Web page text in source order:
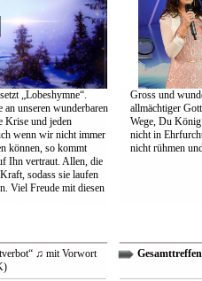
„Lobeshymne“.
unseren wunderbaren
Krise und jeden
wenn wir nicht immer
können, so kommt
Ihn vertraut. Allen, die
sodass sie laufen
Viel Freude mit diesen
Gross und
allmächtiger
Wege, Du
nicht in
nicht rühmen
♫ mit Vorwort